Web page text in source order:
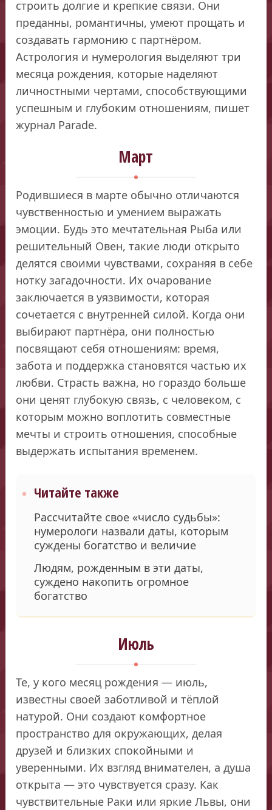
строить долгие и крепкие связи. Они
преданны, романтичны, умеют прощать и
создавать гармонию с партнёром.
Астрология и нумерология выделяют три
месяца рождения, которые наделяют
личностными чертами, способствующими
успешным и глубоким отношениям, пишет
журнал Parade.
Март
Родившиеся в марте обычно отличаются
чувственностью и умением выражать
эмоции. Будь это мечтательная Рыба или
решительный Овен, такие люди открыто
делятся своими чувствами, сохраняя в себе
нотку загадочности. Их очарование
заключается в уязвимости, которая
сочетается с внутренней силой. Когда они
выбирают партнёра, они полностью
посвящают себя отношениям: время,
забота и поддержка становятся частью их
любви. Страсть важна, но гораздо больше
они ценят глубокую связь, с человеком, с
которым можно воплотить совместные
мечты и строить отношения, способные
выдержать испытания временем.
Читайте также
Рассчитайте свое «число судьбы»:
нумерологи назвали даты, которым
суждены богатство и величие
Людям, рожденным в эти даты,
суждено накопить огромное
богатство
Июль
Те, у кого месяц рождения — июль,
известны своей заботливой и тёплой
натурой. Они создают комфортное
пространство для окружающих, делая
друзей и близких спокойными и
уверенными. Их взгляд внимателен, а душа
открыта — это чувствуется сразу. Как
чувствительные Раки или яркие Львы, они